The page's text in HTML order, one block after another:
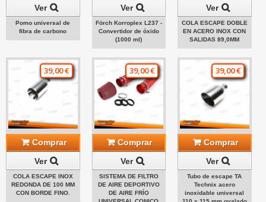
Ver
Pomo universal de
fibra de carbono
Ver
Förch Korroplex L237 -
Convertidor de óxido
(1000 ml)
Ver
COLA ESCAPE DOBLE
EN ACERO INOX CON
SALIDAS 89,0MM
39,00 €
Comprar
Ver
COLA ESCAPE INOX
REDONDA DE 100 MM
CON BORDE FINO.
39,00 €
Comprar
Ver
SISTEMA DE FILTRO
DE AIRE DEPORTIVO
DE AIRE FRÍO
39,00 €
Comprar
Ver
Tubo de escape TA
Technix acero
inoxidable universal